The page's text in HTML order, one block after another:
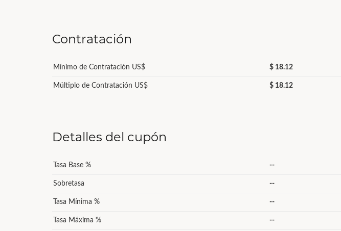
Contratación
Mínimo de Contratación US$ $ 18.12
Múltiplo de Contratación US$ $ 18.12
Detalles del cupón
Tasa Base % --
Sobretasa --
Tasa Mínima % --
Tasa Máxima % --